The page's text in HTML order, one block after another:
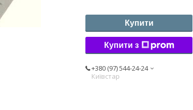
Купити
Купити з
+380 (97) 544-24-24
Київстар